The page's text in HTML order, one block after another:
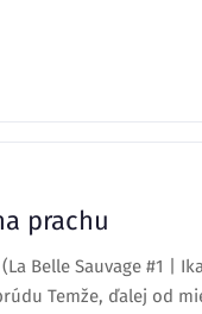
prachu
Belle Sauvage #1 |
Temže, ďalej od